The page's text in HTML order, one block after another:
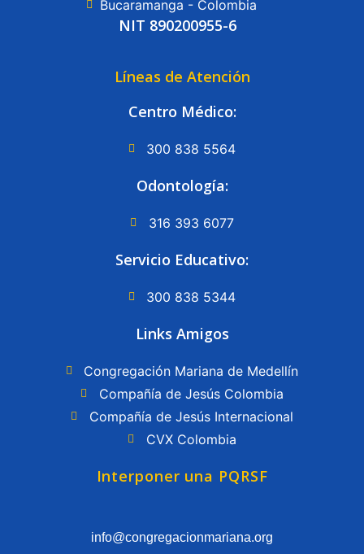
Bucaramanga - Colombia
NIT 890200955-6
Líneas de Atención
Centro Médico:
300 838 5564
Odontología:
316 393 6077
Servicio Educativo:
300 838 5344
Links Amigos
Congregación Mariana de Medellín
Compañía de Jesús Colombia
Compañía de Jesús Internacional
CVX Colombia
Interponer una PQRSF
info@congregacionmariana.org